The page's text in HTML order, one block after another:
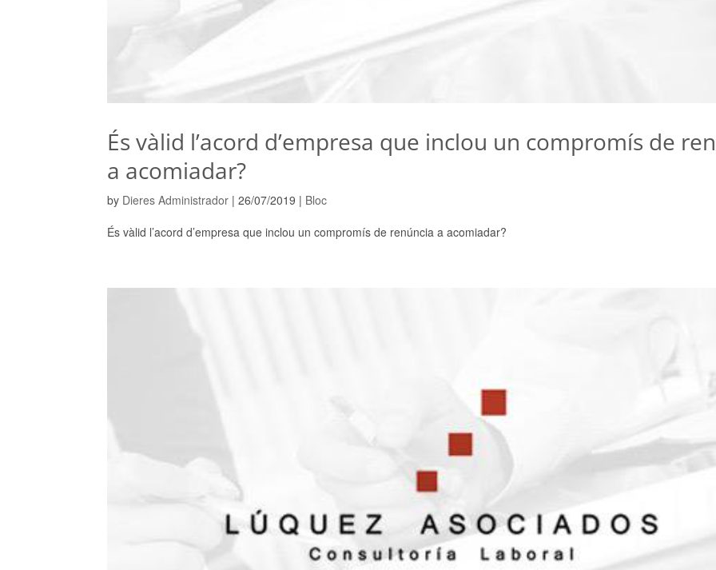
És vàlid l’acord d’empresa que inclou un compromís de
a acomiadar?
by Dieres Administrador |26/07/2019 | Bloc
És vàlid l’acord d’empresa que inclou un compromís de renúncia a acomiadar?